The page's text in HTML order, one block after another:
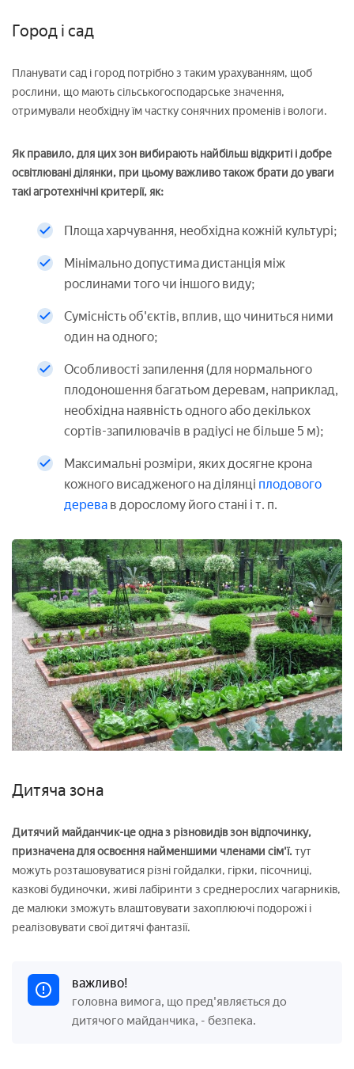
Город і сад
Планувати сад і город потрібно з таким урахуванням, щоб
рослини, що мають сільськогосподарське значення,
отримували необхідну їм частку сонячних променів і вологи.
Як правило, для цих зон вибирають найбільш відкриті і добре
освітлювані ділянки, при цьому важливо також брати до уваги
такі агротехнічні критерії, як:
Площа харчування, необхідна кожній культурі;
Мінімально допустима дистанція між
рослинами того чи іншого виду;
Сумісність об'єктів, вплив, що чиниться ними
один на одного;
Особливості запилення (для нормального
плодоношення багатьом деревам, наприклад,
необхідна наявність одного або декількох
сортів-запилювачів в радіусі не більше 5 м);
Максимальні розміри, яких досягне крона
кожного висадженого на ділянці плодового
дерева в дорослому його стані і т. п.
Дитяча зона
Дитячий майданчик-це одна з різновидів зон відпочинку,
призначена для освоєння найменшими членами сім'ї.тут
можуть розташовуватися різні гойдалки, гірки, пісочниці,
казкові будиночки, живі лабіринти з среднерослих чагарників,
де малюки зможуть влаштовувати захоплюючі подорожі і
реалізовувати свої дитячі фантазії.
важливо!
головна вимога, що пред'являється до
дитячого майданчика, - безпека.